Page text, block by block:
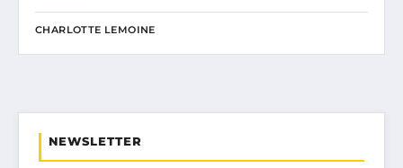
CHARLOTTE LEMOINE
NEWSLETTER